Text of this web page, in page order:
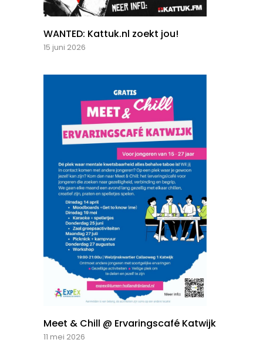
WANTED: Kattuk.nl zoekt jou!
15 juni 2026
Meet & Chill @ Ervaringscafé Katwijk
11 mei 2026